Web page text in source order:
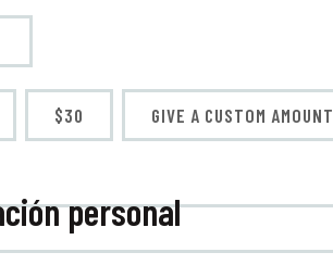
$30 GIVE A CUSTOM AMOUNT
personal